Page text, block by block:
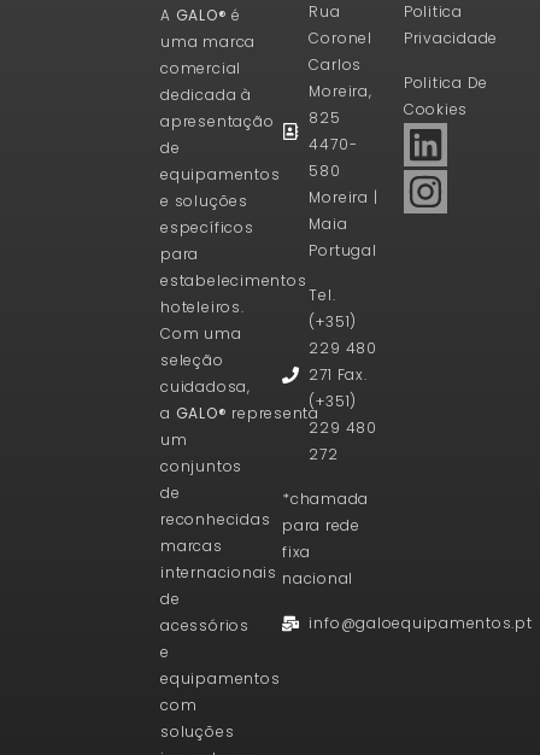
A GALO® é
uma marca
comercial
dedicada à
apresentação
de
equipamentos
e soluções
específicos
para
estabelecimentos
hoteleiros.
Com uma
seleção
cuidadosa,
a GALO® representa
um
conjuntos
de
reconhecidas
marcas
internacionais
de
acessórios
e
equipamentos
com
soluções
Rua
Coronel
Carlos
Moreira,
825
4470-
580
Moreira |
Maia
Portugal
Tel.
(+351)
229 480
271 Fax.
(+351)
229 480
272
*chamada
para rede
fixa
nacional
info@galoequipamentos.pt
Politica
Privacidade
Politica De
Cookies